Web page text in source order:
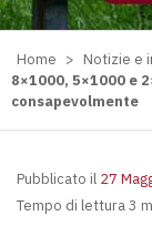
Home > Notizie e
8×1000, 5×1000 e
consapevolmente
Pubblicato il 27
Tempo di lettura 3